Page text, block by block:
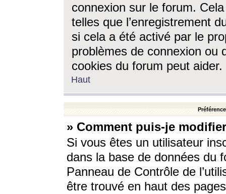
connexion sur le forum.
telles que l’enregistrement
si cela a été activé par le
problèmes de connexion ou
cookies du forum peut aider.
Haut
» Comment puis-je
Si vous êtes un utilisateur
dans la base de données du
Panneau de Contrôle de
être trouvé en haut des